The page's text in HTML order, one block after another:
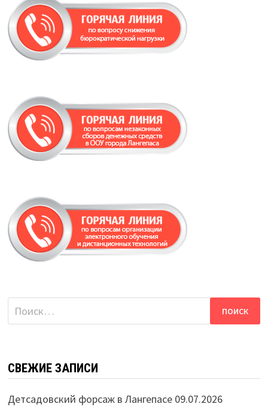
Найти:
СВЕЖИЕ ЗАПИСИ
Детсадовский форсаж в Лангепасе 09.07.2026